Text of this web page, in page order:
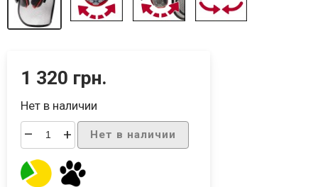
1 320 грн.
Нет в наличии
– + Нет в наличии